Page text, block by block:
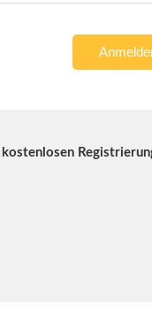
kostenlosen